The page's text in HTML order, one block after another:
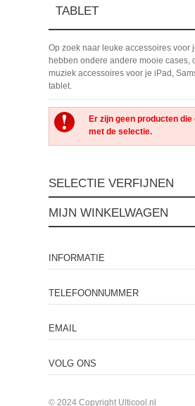
TABLET
Op zoek naar leuke accessoires voor
hebben ondere andere mooie cases,
muziek accessoires voor je iPad,
tablet.
Er zijn geen producten
met de selectie.
SELECTIE VERFIJNEN
MIJN WINKELWAGEN
INFORMATIE
TELEFOONNUMMER
EMAIL
VOLG ONS
© 2024 Copyright Ulticool.nl